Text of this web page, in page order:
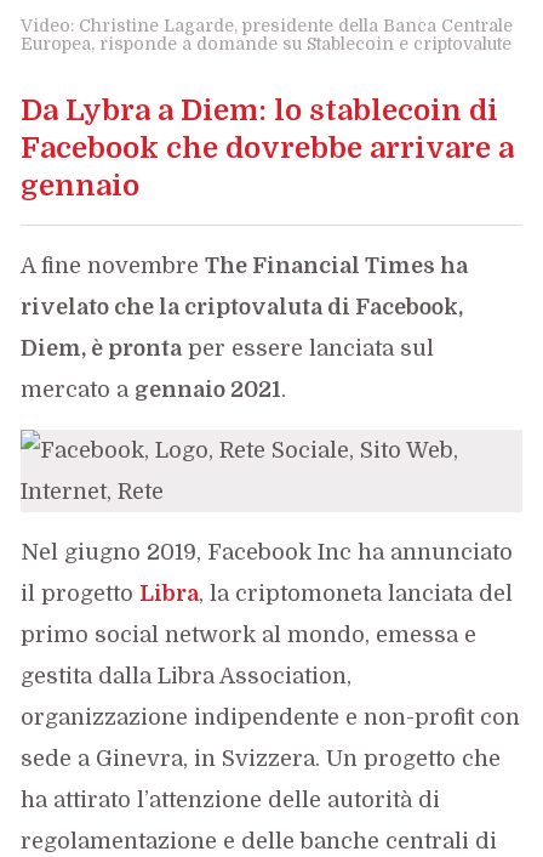
Video: Christine Lagarde, presidente della Banca Centrale
Europea, risponde a domande su Stablecoin e criptovalute
Da Lybra a Diem: lo stablecoin di
Facebook che dovrebbe arrivare a
gennaio
A fine novembreThe Financial Times ha
rivelato che la criptovaluta di Facebook,
Diem, è prontaper essere lanciata sul
mercato a gennaio 2021.
Nel giugno 2019, Facebook Inc ha annunciato
il progetto Libra, la criptomoneta lanciata del
primo social network al mondo, emessa e
gestita dalla Libra Association,
organizzazione indipendente e non-profit con
sede a Ginevra, in Svizzera. Un progetto che
ha attirato l’attenzione delle autorità di
regolamentazione e delle banche centrali di